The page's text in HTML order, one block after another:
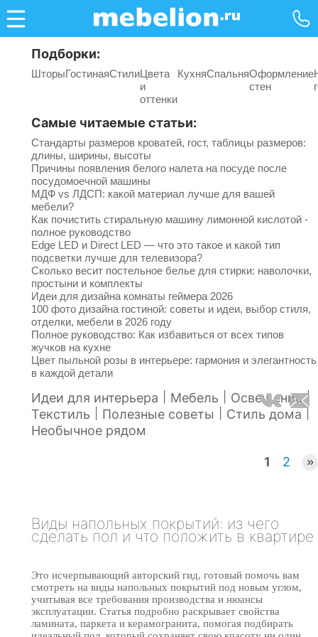
Подборки:
ШторыГостинаяСтилиЦвета
и
оттенки
КухняСпальняОформление
стен
Самые читаемые статьи:
Стандарты размеров кроватей, гост, таблицы размеров:
длины, ширины, высоты
Причины появления белого налета на посуде после
посудомоечной машины
МДФ vs ЛДСП: какой материал лучше для вашей
мебели?
Как почистить стиральную машину лимонной кислотой -
полное руководство
Edge LED и Direct LED — что это такое и какой тип
подсветки лучше для телевизора?
Сколько весит постельное белье для стирки: наволочки,
простыни и комплекты
Идеи для дизайна комнаты геймера 2026
100 фото дизайна гостиной: советы и идеи, выбор стиля,
отделки, мебели в 2026 году
Полное руководство: Как избавиться от всех типов
жучков на кухне
Цвет пыльной розы в интерьере: гармония и элегантность
в каждой детали
Идеи для интерьера Мебель Освещение |
Текстиль Полезные советы Стиль дома
Необычное рядом
1 2
Виды напольных покрытий: из чего
сделать пол и что положить в квартире
Это исчерпывающий авторский гид, готовый помочь вам
смотреть на виды напольных покрытий под новым углом,
учитывая все требования производства и нюансы
эксплуатации. Статья подробно раскрывает свойства
ламината, паркета и керамогранита, помогая подбирать